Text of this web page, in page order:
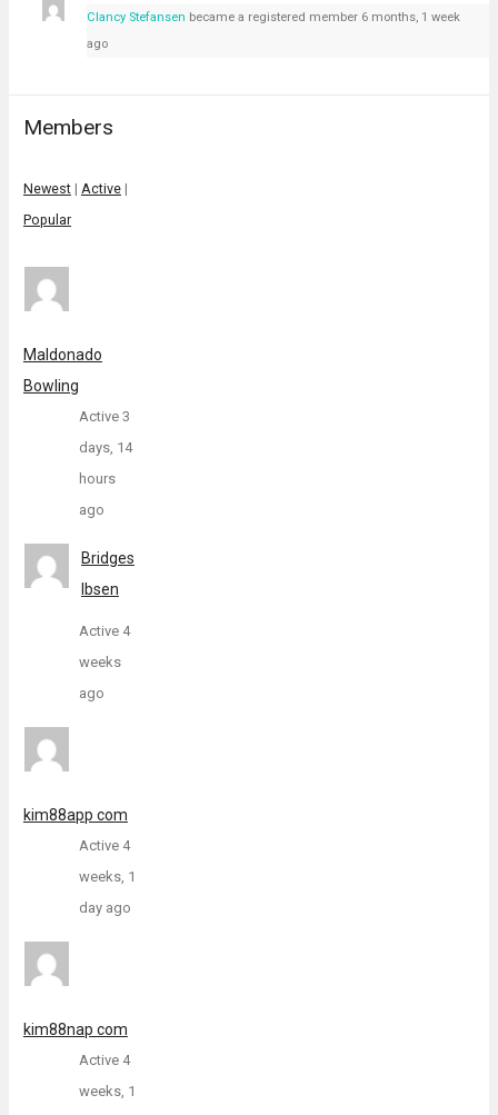
Clancy Stefansen became a registered member 6 months, 1 week
ago
Members
Newest | Active |
Popular
Maldonado
Bowling
Active 3
days, 14
hours
ago
Bridges
Ibsen
Active 4
weeks
ago
kim88app com
Active 4
weeks, 1
day ago
kim88nap com
Active 4
weeks, 1